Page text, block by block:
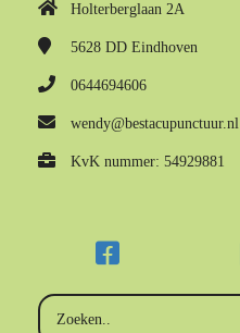
Holterberglaan 2A
5628 DD Eindhoven
0644694606
wendy@bestacupunctuur.nl
KvK nummer: 54929881